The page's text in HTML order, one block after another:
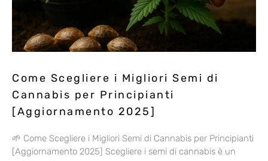
Come Scegliere i Migliori Semi di
Cannabis per Principianti
[Aggiornamento 2025]
🌱 Come Scegliere i Migliori Semi di Cannabis per Principianti
[Aggiornamento 2025] Scegliere i semi di cannabis è un